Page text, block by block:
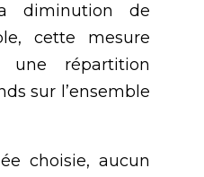
diminution de
cette mesure
répartition
sur l’ensemble
choisie, aucun